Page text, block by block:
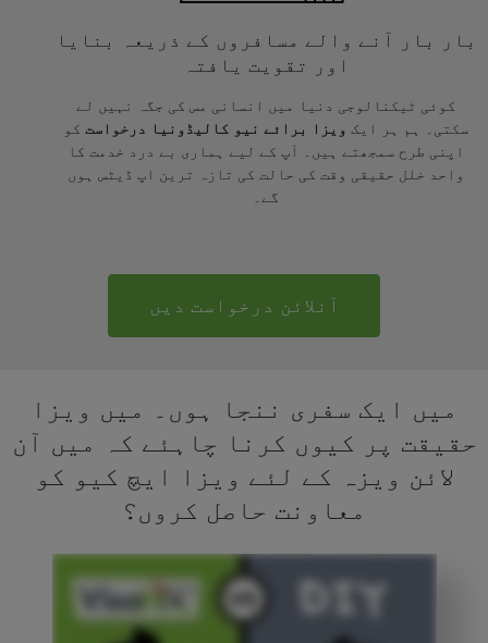
بار بار آنے والے مسافروں کے ذریعہ بنایا
اور تقویت یافتہ
کوئی ٹیکنالوجی دنیا میں انسانی مس کی جگہ نہیں لے
سکتی۔ ہم ہر ایک ویزا برائے نیو کالیڈونیا درخواست کو
اپنی طرح سمجھتے ہیں۔ آپ کے لیے ہماری بے درد خدمت کا
واحد خلل حقیقی وقت کی حالت کی تازہ ترین اپ ڈیٹس ہوں
گے۔
آنلائن درخواست دیں
میں ایک سفری ننجا ہوں۔ میں ویزا
حقیقت پر کیوں کرنا چاہئے کہ میں آن
لائن ویزہ کے لئے ویزا ایچ کیو کو
معاونت حاصل کروں؟